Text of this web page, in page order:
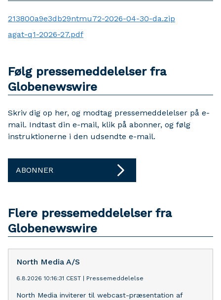
213800a9e3db29ntmu72-2026-04-30-da.zip
agat-q1-2026-27.pdf
Følg pressemeddelelser fra
Globenewswire
Skriv dig op her, og modtag pressemeddelelser på e-
mail. Indtast din e-mail, klik på abonner, og følg
instruktionerne i den udsendte e-mail.
ABONNER
Flere pressemeddelelser fra
Globenewswire
North Media A/S
6.8.2026 10:16:31 CEST Pressemeddelelse
North Media inviterer til webcast-præsentation af